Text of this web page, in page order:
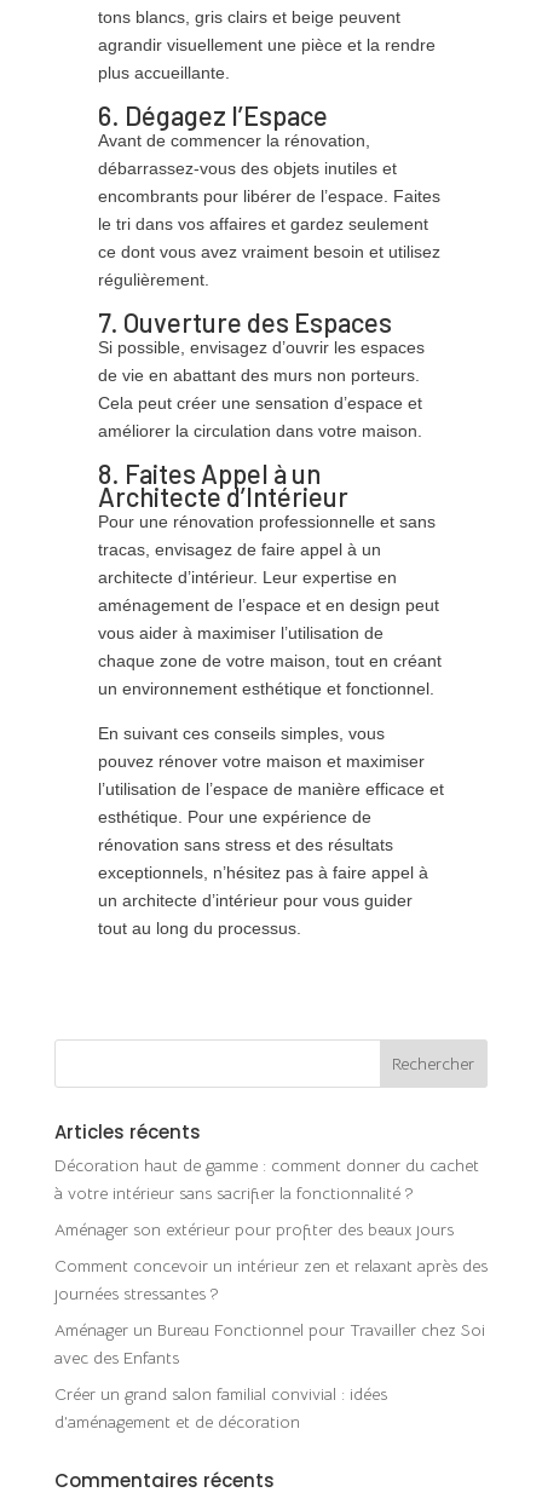
tons blancs, gris clairs et beige peuvent
agrandir visuellement une pièce et la rendre
plus accueillante.
6. Dégagez l’Espace
Avant de commencer la rénovation,
débarrassez-vous des objets inutiles et
encombrants pour libérer de l’espace. Faites
le tri dans vos affaires et gardez seulement
ce dont vous avez vraiment besoin et utilisez
régulièrement.
7. Ouverture des Espaces
Si possible, envisagez d’ouvrir les espaces
de vie en abattant des murs non porteurs.
Cela peut créer une sensation d’espace et
améliorer la circulation dans votre maison.
8. Faites Appel à un
Architecte d’Intérieur
Pour une rénovation professionnelle et sans
tracas, envisagez de faire appel à un
architecte d’intérieur. Leur expertise en
aménagement de l’espace et en design peut
vous aider à maximiser l’utilisation de
chaque zone de votre maison, tout en créant
un environnement esthétique et fonctionnel.
En suivant ces conseils simples, vous
pouvez rénover votre maison et maximiser
l’utilisation de l’espace de manière efficace et
esthétique. Pour une expérience de
rénovation sans stress et des résultats
exceptionnels, n’hésitez pas à faire appel à
un architecte d’intérieur pour vous guider
tout au long du processus.
Articles récents
Décoration haut de gamme : comment donner du cachet
à votre intérieur sans sacrifier la fonctionnalité ?
Aménager son extérieur pour profiter des beaux jours
Comment concevoir un intérieur zen et relaxant après des
journées stressantes ?
Aménager un Bureau Fonctionnel pour Travailler chez Soi
avec des Enfants
Créer un grand salon familial convivial : idées
d’aménagement et de décoration
Commentaires récents